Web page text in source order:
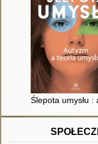
Ślepota umysłu :